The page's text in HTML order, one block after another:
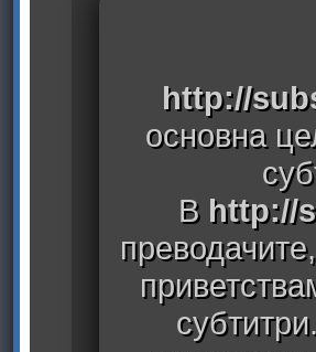
http://
основна
В http://